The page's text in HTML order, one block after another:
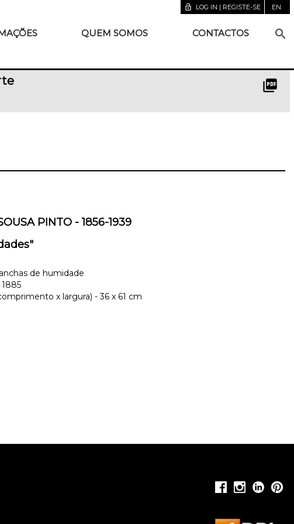
lock_open LOG IN | REGISTE-SE EN
QUEM SOMOS CONTACTOS search
picture_as_pdf
PINTO - 1856-1939
de humidade
x largura) - 36 x 61 cm